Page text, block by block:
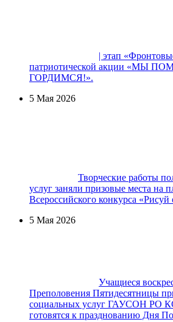
| этап
патриотической акции «МЫ
ГОРДИМСЯ!».
5 Мая 2026
Творческие работы
услуг заняли призовые места на
Всероссийского конкурса «Рисуй
5 Мая 2026
Учащиеся
Преполовения Пятидесятницы
социальных услуг ГАУСОН РО
готовятся к празднованию Дня